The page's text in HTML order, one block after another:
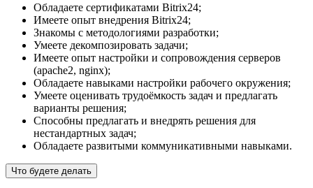
Обладаете сертификатами Bitrix24;
Имеете опыт внедрения Bitrix24;
Знакомы с методологиями разработки;
Умеете декомпозировать задачи;
Имеете опыт настройки и сопровождения серверов
(apache2, nginx);
Обладаете навыками настройки рабочего окружения;
Умеете оценивать трудоёмкость задач и предлагать
варианты решения;
Способны предлагать и внедрять решения для
нестандартных задач;
Обладаете развитыми коммуникативными навыками.
Что будете делать